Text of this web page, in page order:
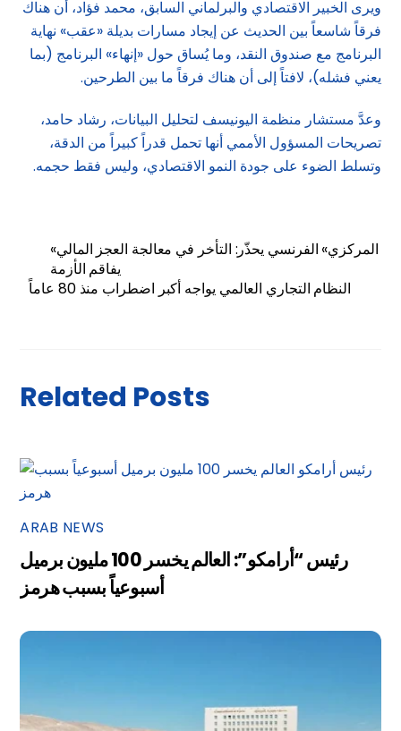
ويرى الخبير الاقتصادي والبرلماني السابق، محمد فؤاد، أن هناك
فرقاً شاسعاً بين الحديث عن إيجاد مسارات بديلة «عقب» نهاية
البرنامج مع صندوق النقد، وما يُساق حول «إنهاء» البرنامج (بما
يعني فشله)، لافتاً إلى أن هناك فرقاً ما بين الطرحين.
وعدَّ مستشار منظمة اليونيسف لتحليل البيانات، رشاد حامد،
تصريحات المسؤول الأممي أنها تحمل قدراً كبيراً من الدقة،
وتسلط الضوء على جودة النمو الاقتصادي، وليس فقط حجمه.
«المركزي» الفرنسي يحذّر: التأخر في معالجة العجز المالي
يفاقم الأزمة
النظام التجاري العالمي يواجه أكبر اضطراب منذ 80 عاماً
Related Posts
ARAB NEWS
رئيس “أرامكو”: العالم يخسر 100 مليون برميل
أسبوعياً بسبب هرمز